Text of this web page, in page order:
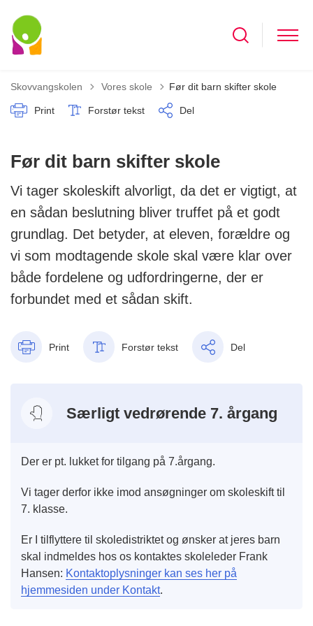
Skovvangskolen Tilbage til
Vores skole Før dit barn skifter skole
Print Forstør tekst Del
Før dit barn skifter skole
Vi tager skoleskift alvorligt, da det er vigtigt, at
en sådan beslutning bliver truffet på et godt
grundlag. Det betyder, at eleven, forældre og
vi som modtagende skole skal være klar over
både fordelene og udfordringerne, der er
forbundet med et sådan skift.
Print Forstør tekst Del
Særligt vedrørende 7. årgang
Der er pt. lukket for tilgang på 7.årgang.
Vi tager derfor ikke imod ansøgninger om skoleskift til
7. klasse.
Er I tilflyttere til skoledistriktet og ønsker at jeres barn
skal indmeldes hos os kontaktes skoleleder Frank
Hansen: Kontaktoplysninger kan ses her på
hjemmesiden under Kontakt.